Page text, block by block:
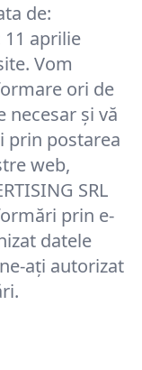
de:
11 aprilie
Vom
ori de
necesar și vă
prin postarea
web,
SRL
prin e-
datele
ați autorizat